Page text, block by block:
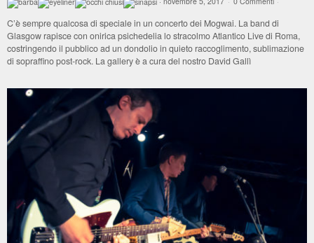
C’è sempre qualcosa di speciale in un concerto dei Mogwai. La band di
Glasgow rapisce con onirica psichedelia lo stracolmo Atlantico Live di Roma,
costringendo il pubblico ad un dondolio in quieto raccoglimento, sublimazione
di sopraffino post-rock. La gallery è a cura del nostro David Gallì